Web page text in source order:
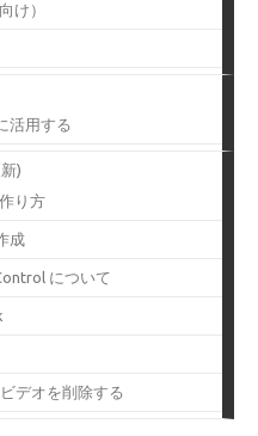
け）
活用する
)
り方
成
について
デオを削除する